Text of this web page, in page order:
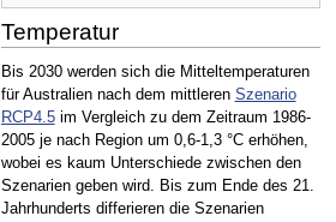
Temperatur
Bis 2030 werden sich die Mitteltemperaturen
für Australien nach dem mittleren Szenario
RCP4.5im Vergleich zu dem Zeitraum 1986-
2005 je nach Region um 0,6-1,3 °C erhöhen,
wobei es kaum Unterschiede zwischen den
Szenarien geben wird. Bis zum Ende des 21.
Jahrhunderts differieren die Szenarien